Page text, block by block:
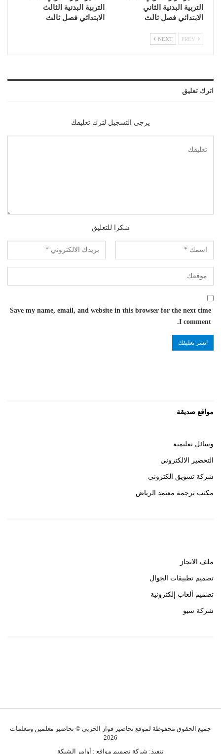
التربية البدنية الثاني
الابتدائي فصل ثالث
التربية البدنية الثالث
الابتدائي فصل ثالث
NEXT
اترك تعليق
يرجي التسجيل لترك تعليقك
شكرا للتعليق
Save my name, email, and website in this browser for the next time
I comment.
مواقع صديقة
وسائل تعليمية
التحضير الالكتروني
شركة تسويق الكتروني
مكتب ترجمة معتمد الرياض
ملف الانجاز
تصميم تطبيقات الجوال
تصميم ألعاب إلكترونية
شركة سيو
جميع الحقوق محفوظة لموقع تحاضير فواز الحربي © تحاضير معلمين ومعلمات
2026
تنفيذ: شركة تصميم مواقع : أوامر الشبكة